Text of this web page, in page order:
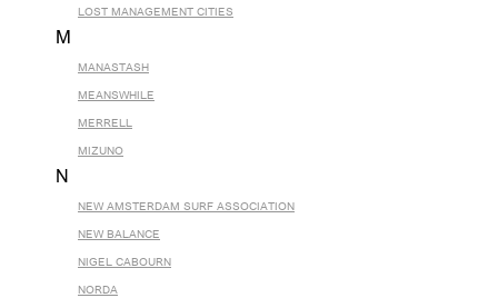
LOST MANAGEMENT CITIES
M
MANASTASH
MEANSWHILE
MERRELL
MIZUNO
N
NEW AMSTERDAM SURF ASSOCIATION
NEW BALANCE
NIGEL CABOURN
NORDA